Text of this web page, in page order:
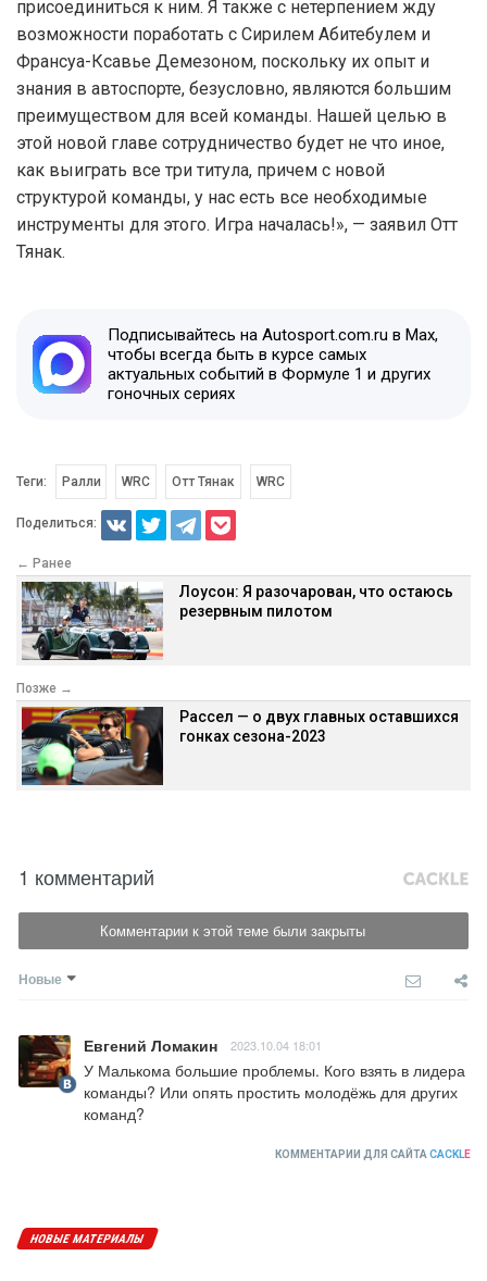
присоединиться к ним. Я также с нетерпением жду
возможности поработать с Сирилем Абитебулем и
Франсуа-Ксавье Демезоном, поскольку их опыт и
знания в автоспорте, безусловно, являются большим
преимуществом для всей команды. Нашей целью в
этой новой главе сотрудничество будет не что иное,
как выиграть все три титула, причем с новой
структурой команды, у нас есть все необходимые
инструменты для этого. Игра началась!», — заявил Отт
Тянак.
Подписывайтесь на Autosport.com.ru в Max,
чтобы всегда быть в курсе самых
актуальных событий в Формуле 1 и других
гоночных сериях
Теги: Ралли WRC Отт Тянак WRC
Поделиться:
← Ранее
Лоусон: Я разочарован, что остаюсь
резервным пилотом
Позже →
Рассел — о двух главных оставшихся
гонках сезона-2023
1 комментарий
Комментарии к этой теме были закрыты
Новые
Евгений Ломакин 2023.10.04 18:01
У Малькома большие проблемы. Кого взять в лидера
команды? Или опять простить молодёжь для других
команд?
КОММЕНТАРИИ ДЛЯ САЙТА CACKLE
НОВЫЕ МАТЕРИАЛЫ